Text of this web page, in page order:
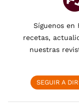
Síguenos en
recetas,
nuestras
SEGUIR A